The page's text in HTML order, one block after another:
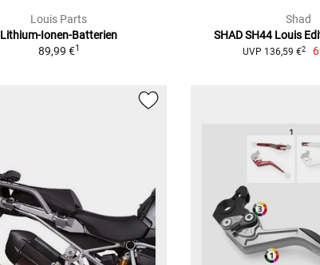
Louis Parts
Lithium-Ionen-Batterien
89,99 €1
Shad
SHAD SH44 Louis
UVP 136,59 €2